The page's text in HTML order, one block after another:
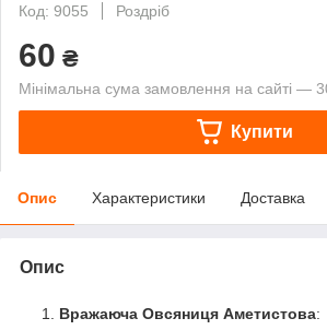
Код: 9055
Роздріб
60 ₴
Мінімальна сума замовлення на сайті —
Купити
Опис Характеристики Доставка
Опис
Вражаюча Овсяниця Аметистова: